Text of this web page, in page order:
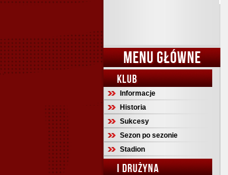
MENU GŁÓWNE
KLUB
Informacje
Historia
Sukcesy
Sezon po sezonie
Stadion
I DRUŻYNA